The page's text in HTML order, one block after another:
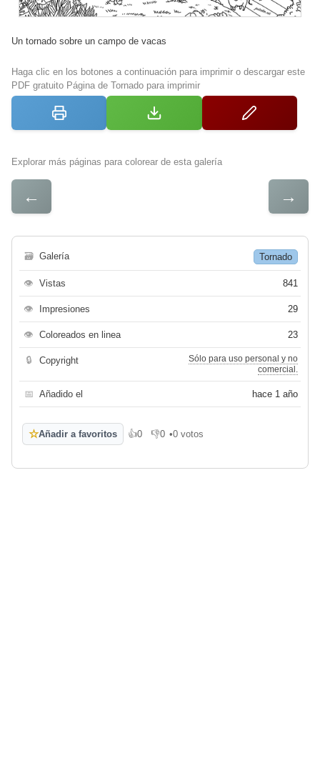
Un tornado sobre un campo de vacas
Haga clic en los botones a continuación para imprimir o descargar este
PDF gratuito Página de Tornado para imprimir
Explorar más páginas para colorear de esta galería
← →
🗃 Galería Tornado
👁 Vistas 841
👁 Impresiones 29
👁 Coloreados en linea 23
🔒 Copyright
Sólo para uso personal y no
comercial.
📅 Añadido el hace 1 año
☆Añadir a favoritos 👍0
Me gusta
👎0
No me gusta
•0 votos